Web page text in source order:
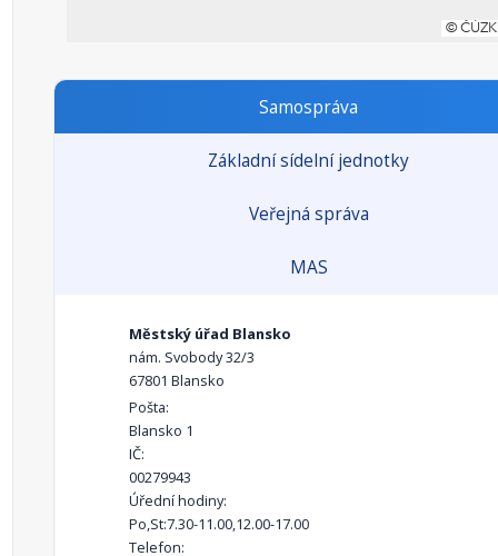
Samospráva
Základní sídelní jednotky
Veřejná správa
MAS
Městský úřad Blansko
nám. Svobody 32/3
67801 Blansko
Pošta:
Blansko 1
IČ:
00279943
Úřední hodiny:
Po,St:7.30-11.00,12.00-17.00
Telefon: